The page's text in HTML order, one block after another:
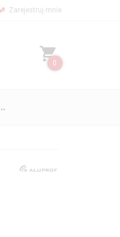
Zarejestruj mnie
0